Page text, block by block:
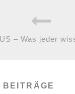
– Was jeder